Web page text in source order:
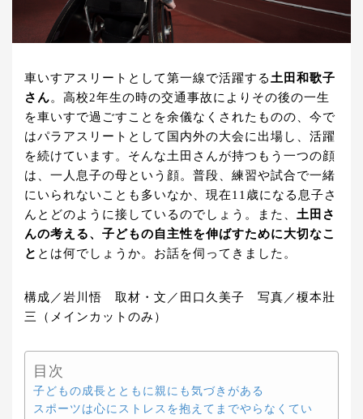
車いすアスリートとして第一線で活躍する土田和歌子
さん。高校2年生の時の交通事故によりその後の一生
を車いすで過ごすことを余儀なくされたものの、今で
はパラアスリートとして国内外の大会に出場し、活躍
を続けています。そんな土田さんが持つもう一つの顔
は、一人息子の母という顔。普段、練習や試合で一緒
にいられないことも多いなか、現在11歳になる息子さ
んとどのように接しているのでしょう。また、 土田さ
んの考える、子どもの自主性を伸ばすために大切なこ
と とは何でしょうか。お話を伺ってきました。
構成／岩川悟 取材・文／田口久美子 写真／榎本壯
三（メインカットのみ）
目次
子どもの成長とともに親にも気づきがある
スポーツは心にストレスを抱えてまでやらなくてい